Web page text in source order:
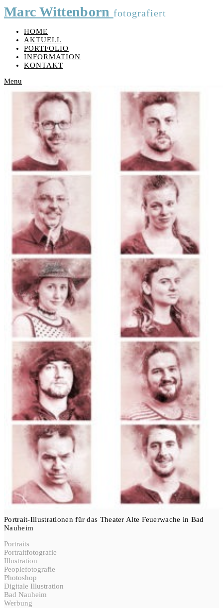
Marc Wittenborn fotografiert
HOME
AKTUELL
PORTFOLIO
INFORMATION
KONTAKT
Menu
Portrait-Illustrationen für das Theater Alte Feuerwache in Bad
Nauheim
Portraits
Portraitfotografie
Illustration
Peoplefotografie
Photoshop
Digitale Illustration
Bad Nauheim
Werbung